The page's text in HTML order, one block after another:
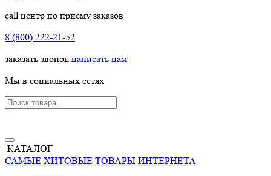
call центр по приему заказов
8 (800) 222-21-52
заказать звонок написать нам
Мы в социальных сетях
КАТАЛОГ
САМЫЕ ХИТОВЫЕ ТОВАРЫ ИНТЕРНЕТА